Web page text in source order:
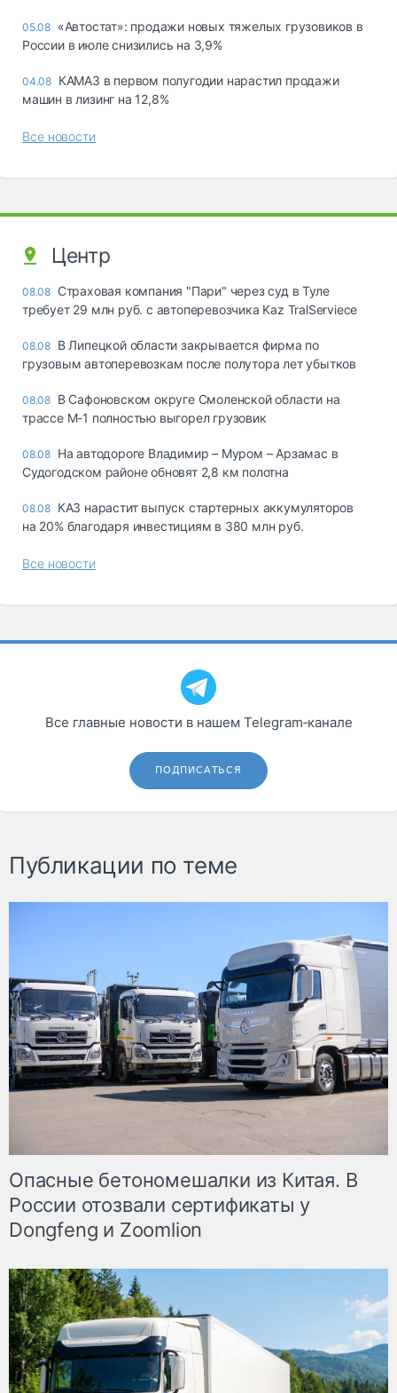
05.08 «Автостат»: продажи новых тяжелых грузовиков в
России в июле снизились на 3,9%
04.08 КАМАЗ в первом полугодии нарастил продажи
машин в лизинг на 12,8%
Все новости
Центр
08.08 Страховая компания "Пари" через суд в Туле
требует 29 млн руб. с автоперевозчика Kaz TralServiece
08.08 В Липецкой области закрывается фирма по
грузовым автоперевозкам после полутора лет убытков
08.08 В Сафоновском округе Смоленской области на
трассе М-1 полностью выгорел грузовик
08.08 На автодороге Владимир – Муром – Арзамас в
Судогодском районе обновят 2,8 км полотна
08.08 КАЗ нарастит выпуск стартерных аккумуляторов
на 20% благодаря инвестициям в 380 млн руб.
Все новости
Все главные новости в нашем Telegram‑канале
ПОДПИСАТЬСЯ
Публикации по теме
Опасные бетономешалки из Китая. В
России отозвали сертификаты у
Dongfeng и Zoomlion